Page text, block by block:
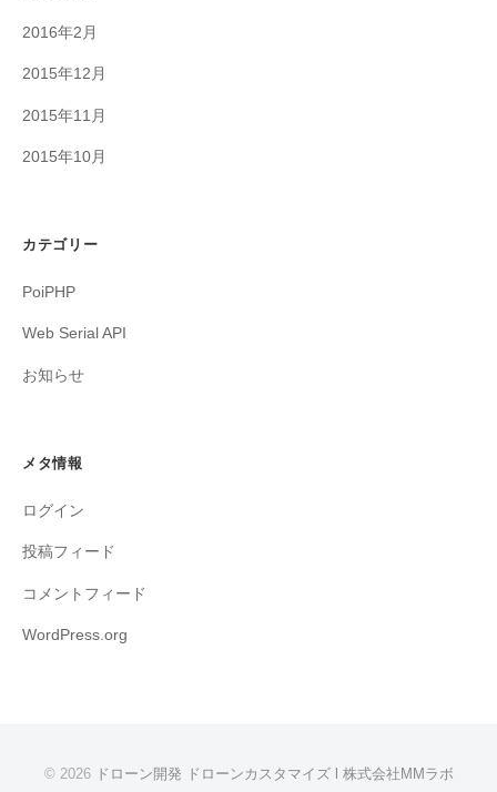
2016年2月
2015年12月
2015年11月
2015年10月
カテゴリー
PoiPHP
Web Serial API
お知らせ
メタ情報
ログイン
投稿フィード
コメントフィード
WordPress.org
© 2026 ドローン開発 ドローンカスタマイズ l 株式会社MMラボ